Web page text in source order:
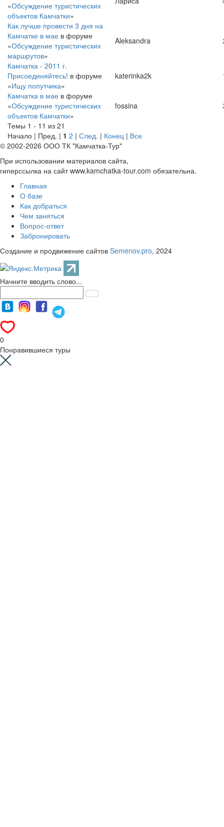
«Обсуждение туристических
объектов Камчатки»
Как лучше провести 3 дня на
Камчатке в мае в форуме
«Обсуждение туристических
маршрутов»
Aleksandra
Камчатка - 2011 г.
Присоединяйтесь! в форуме
«Ищу попутчика»
katerinka2k
Камчатка в мае в форуме
«Обсуждение туристических
объектов Камчатки»
fossina
Темы 1 - 11 из 21
Начало | Пред. | 1 2 | След. | Конец | Все
© 2002-2026 ООО ТК "Камчатка-Тур"
При использовании материалов сайта,
гиперссылка на сайт www.kamchatka-tour.com обязательна.
Главная
О базе
Как добраться
Чем заняться
Вопрос-ответ
Забронировать
Создание и продвижение сайтов Semenov.pro, 2024
Начните вводить слово...
0
Понравившиеся туры